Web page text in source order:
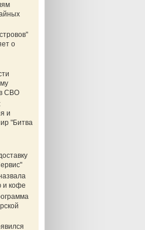
о
СВО
и
"Битва
и кофе